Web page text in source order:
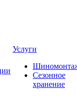
Услуги
Сезонное
хранение